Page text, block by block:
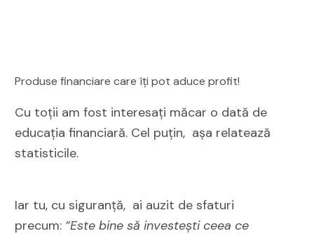
Produse financiare care îți pot aduce profit!
Cu toții am fost interesați măcar o dată de
educația financiară. Cel puțin, așa relatează
statisticile.
Iar tu, cu siguranță, ai auzit de sfaturi
precum: ”Este bine să investești ceea ce